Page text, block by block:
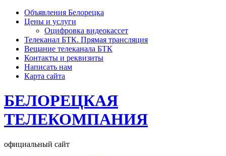
Объявления Белорецка
Цены и услуги
Оцифровка видеокассет
Телеканал БТК. Прямая трансляция
Вещание телеканала БТК
Контакты и реквизиты
Написать нам
Карта сайта
БЕЛОРЕЦКАЯ
ТЕЛЕКОМПАНИЯ
официальный сайт